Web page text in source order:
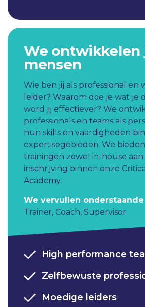
We ontwikkelen
mensen
Wie ben jij als professional en
leider? Waarom doe je wat je
word jij effectiever? ​ We
professionals en teams als
hun skills en vaardigheden
expertisegebieden. We
trainingen zowel in-house
inschrijving binnen onze
Academy.
We vervullen
Trainer, Coach, Supervisor
High performance
Zelfbewuste
Moedige leiders​